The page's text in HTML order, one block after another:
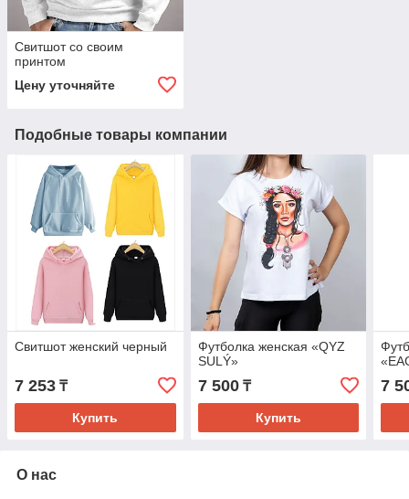
Свитшот со своим
принтом
Цену уточняйте
Подобные товары компании
Свитшот женский черный
7 253 ₸
Купить
Футболка женская «QYZ
SULÝ»
7 500₸
Купить
7
О нас